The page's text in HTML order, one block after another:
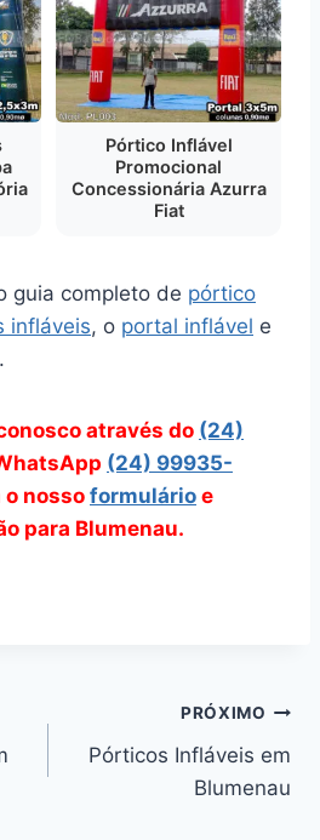
Pórtico Inflável
Promocional
Concessionária Azurra
Fiat
guia completo de pórtico
infláveis, o portal inflável e
.
através do (24)
(24) 99935-
o nosso formulário e
para Blumenau.
PRÓXIMO
Pórticos Infláveis em
Blumenau